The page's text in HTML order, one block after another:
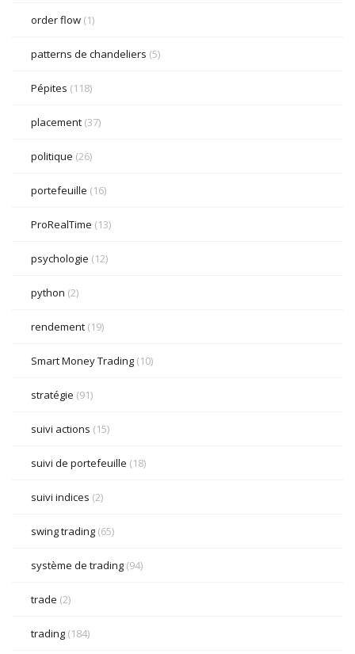
order flow (1)
patterns de chandeliers (5)
Pépites (118)
placement (37)
politique (26)
portefeuille (16)
ProRealTime (13)
psychologie (12)
python (2)
rendement (19)
Smart Money Trading (10)
stratégie (91)
suivi actions (15)
suivi de portefeuille (18)
suivi indices (2)
swing trading (65)
système de trading (94)
trade (2)
trading (184)